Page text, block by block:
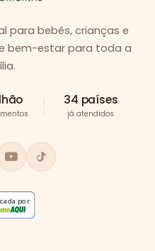
para bebês, crianças e
bem-estar para toda a
34 países
já atendidos
por